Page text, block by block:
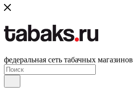
федеральная сеть табачных магазинов